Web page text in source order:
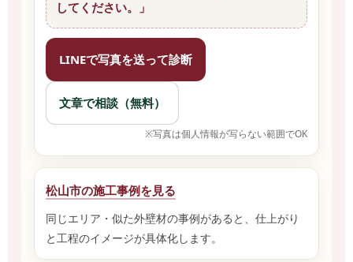
してください。」
LINEで写真を送って診断
文章で相談（無料）
※写真は個人情報が写らない範囲でOK
松山市の施工事例を見る
同じエリア・似た外壁材の事例があると、仕上がり
と工程のイメージが具体化します。